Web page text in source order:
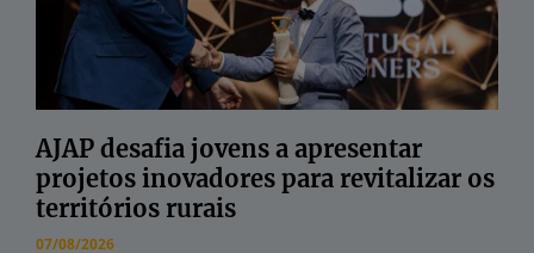
AJAP desafia jovens a apresentar
projetos inovadores para revitalizar os
territórios rurais
07/08/2026